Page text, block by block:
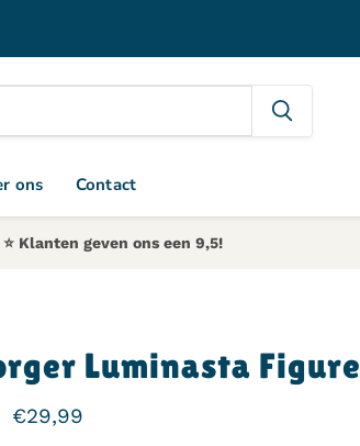
ons Contact
Klanten geven ons een 9,5!
Luminasta Figure
Huidige prijs
€29,99